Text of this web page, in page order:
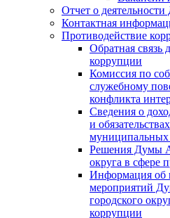
Отчет о
Контактная
Противодействие
Обратная связь
коррупции
Комиссия по
служебному
конфликта
Сведения о
и
Решения Думы
округа в сфере
Информация об
мероприятий
городского
коррупции